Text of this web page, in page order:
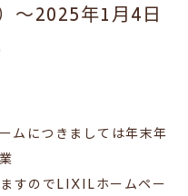
～2025年1月4日
ム につきましては年末年
すのでLIXILホームペー